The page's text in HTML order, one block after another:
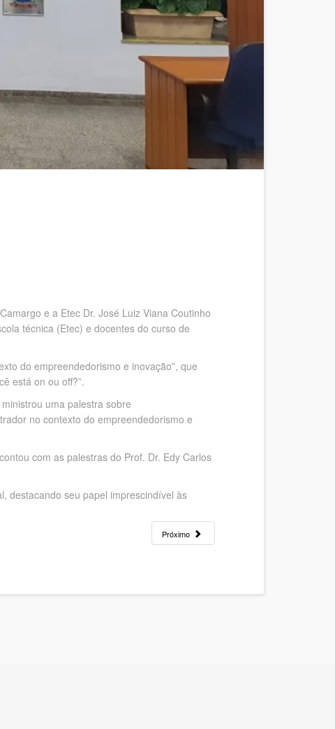
e a Etec Dr. José Luiz Viana Coutinho
técnica (Etec) e docentes do curso de
do empreendedorismo e inovação”, que
está on ou off?”.
uma palestra sobre
no contexto do empreendedorismo e
com as palestras do Prof. Dr. Edy Carlos
destacando seu papel imprescindível às
Próximo